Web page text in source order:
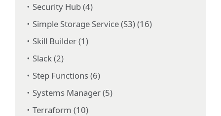
Security Hub (4)
Simple Storage Service (S3) (16)
Skill Builder (1)
Slack (2)
Step Functions (6)
Systems Manager (5)
Terraform (10)